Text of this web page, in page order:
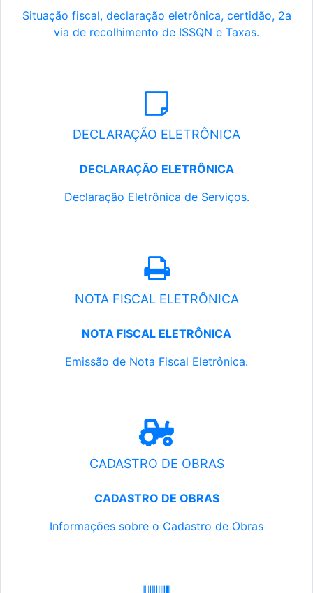
Situação fiscal, declaração eletrônica, certidão, 2a
via de recolhimento de ISSQN e Taxas.
DECLARAÇÃO ELETRÔNICA
DECLARAÇÃO ELETRÔNICA
Declaração Eletrônica de Serviços.
NOTA FISCAL ELETRÔNICA
NOTA FISCAL ELETRÔNICA
Emissão de Nota Fiscal Eletrônica.
CADASTRO DE OBRAS
CADASTRO DE OBRAS
Informações sobre o Cadastro de Obras